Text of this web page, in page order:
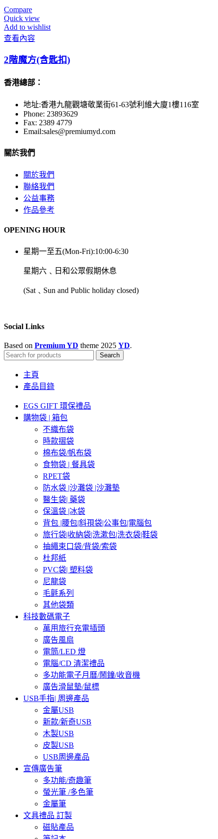
Compare
Quick view
Add to wishlist
查看內容
2階魔方(含匙扣)
香港總部：
地址:香港九龍觀塘敬業街61-63號利維大廈1樓116室
Phone: 23893629
Fax: 2389 4779
Email:sales@premiumyd.com
關於我們
關於我們
聯絡我們
公益事務
作品參考
OPENING HOUR
星期一至五(Mon-Fri):10:00-6:30
星期六﹑日和公眾假期休息
(Sat﹑Sun and Public holiday closed)
Social Links
Based on Premium YD theme 2025 YD.
Search
主頁
產品目錄
EGS GIFT 環保禮品
購物袋 | 箱包
不織布袋
時款摺袋
棉布袋/帆布袋
食物袋 | 餐具袋
RPET袋
防水袋 |沙灘袋 |沙灘墊
醫生袋| 藥袋
保溫袋 |冰袋
背包 |腰包|斜孭袋|公事包|電腦包
旅行袋|收納袋|洗漱包|洗衣袋|鞋袋
抽繩束口袋/背袋/索袋
杜邦紙
PVC袋| 塑料袋
尼龍袋
毛氈系列
其他袋類
科技數碼電子
萬用旅行充電插頭
廣告風扇
電筒/LED 燈
電腦/CD 清潔禮品
多功能電子月曆/鬧鐘/收音機
廣告滑鼠墊/鼠標
USB手指| 周邊產品
金屬USB
新款/新奇USB
木製USB
皮製USB
USB周邊產品
宣傳廣告筆
多功能/奇趣筆
螢光筆 /多色筆
金屬筆
文具禮品 訂製
磁貼產品